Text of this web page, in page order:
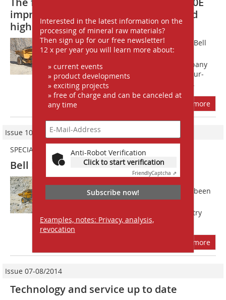
Interested in the latest information on the
processing of mineral raw materials?
Then sign up for our free newsletter!
12 x per year you will learn more about:
» current events
» product developments
» exciting projects
» free of charge and can be canceled at
any time
Anti-Robot Verification
Click to start verification
FriendlyCaptcha ⇗
Subscribe now!
Examples, notes: Privacy, analysis,
revocation
impresses with its great flexibility and
high cost efficiency
In March this year, the first European Bell
B60E went into operation at Schiewe
Steinbruchbetriebe, a quarrying company
in Lemgo/Kirchheide/Germany. The four-
wheel-drive two-axle ADT works as a...
more
Issue 10/2022
SPECIAL bauma 2022
Bell Equipment GmbH
specialist, Bell Equipment has always been
driven to meet customers needs by
delivering specifically designed industry
solutions. At bauma 2022, this is...
more
Issue 07-08/2014
Technology and service up to date